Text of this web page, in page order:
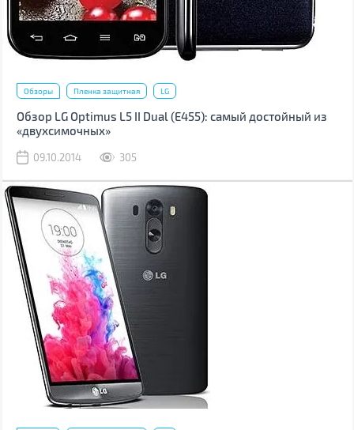
Обзоры Пленка защитная LG
Обзор LG Optimus L5 II Dual (Е455): самый достойный из
«двухсимочных»
09.10.2014 305